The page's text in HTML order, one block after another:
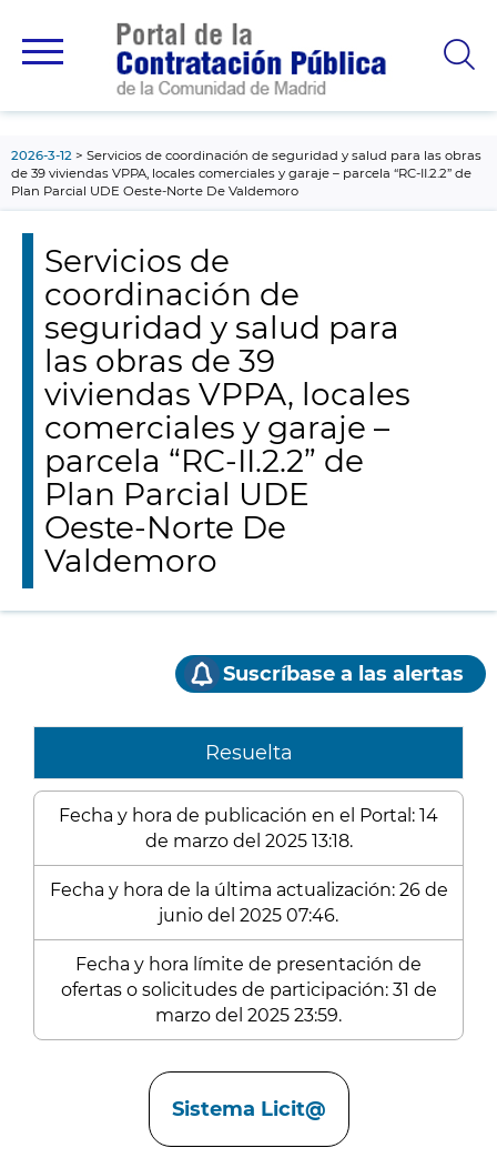
principal
2026-3-12
Servicios de coordinación de seguridad y salud para las obras
de 39 viviendas VPPA, locales comerciales y garaje – parcela “RC-II.2.2” de
Plan Parcial UDE Oeste-Norte De Valdemoro
Servicios de
coordinación de
seguridad y salud para
las obras de 39
viviendas VPPA, locales
comerciales y garaje –
parcela “RC-II.2.2” de
Plan Parcial UDE
Oeste-Norte De
Valdemoro
Suscríbase a las alertas
Resuelta
Fecha y hora de publicación en el Portal: 14
de marzo del 2025 13:18.
Fecha y hora de la última actualización: 26 de
junio del 2025 07:46.
Fecha y hora límite de presentación de
ofertas o solicitudes de participación: 31 de
marzo del 2025 23:59.
Sistema Licit@